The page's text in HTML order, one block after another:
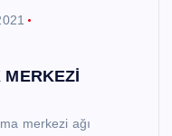
merkezi ağı